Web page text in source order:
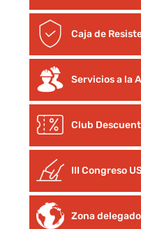
Caja de
Servicios a la
Club
III Congreso
Zona